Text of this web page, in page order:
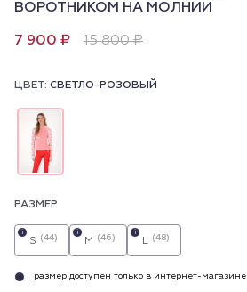
ВОРОТНИКОМ НА МОЛНИИ
7 900 ₽ 15 800 ₽
ЦВЕТ: СВЕТЛО-РОЗОВЫЙ
РАЗМЕР
S (44)
i
M (46)
i
L (48)
i
i размер доступен только в интернет-магазине